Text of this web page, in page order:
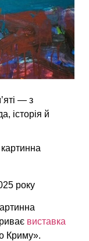
— з
історія й
року
виставка
Криму».